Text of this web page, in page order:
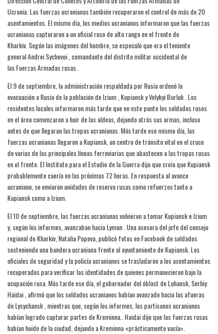
Ucrania. Las fuerzas ucranianas también recuperaron el control de más de 20
asentamientos. El mismo día, los medios ucranianos informaron que las fuerzas
ucranianas capturaron a un oficial ruso de alto rango en el frente de
Kharkiv. Según las imágenes del hombre, se especuló que era el teniente
general Andrei Sychevoi , comandante del distrito militar occidental de
las Fuerzas Armadas rusas .
El 9 de septiembre, la administración respaldada por Rusia ordenó la
evacuación a Rusia de la población de Izium , Kupiansk y Velykyi Burluk . Los
residentes locales informaron más tarde que en este punto los soldados rusos
en el área comenzaron a huir de las aldeas, dejando atrás sus armas, incluso
antes de que llegaran las tropas ucranianas. Más tarde ese mismo día, las
fuerzas ucranianas llegaron a Kupiansk, un centro de tránsito vital en el cruce
de varias de las principales líneas ferroviarias que abastecen a las tropas rusas
en el frente. El Instituto para el Estudio de la Guerra dijo que creía que Kupiansk
probablemente caería en las próximas 72 horas. En respuesta al avance
ucraniano, se enviaron unidades de reserva rusas como refuerzos tanto a
Kupiansk como a Izium.
El 10 de septiembre, las fuerzas ucranianas volvieron a tomar Kupiansk e Izium
y, según los informes, avanzaban hacia Lyman . Una asesora del jefe del consejo
regional de Kharkiv, Natalia Popova, publicó fotos en Facebook de soldados
sosteniendo una bandera ucraniana frente al ayuntamiento de Kupiansk. Los
oficiales de seguridad y la policía ucranianos se trasladaron a los asentamientos
recuperados para verificar las identidades de quienes permanecieron bajo la
ocupación rusa. Más tarde ese día, el gobernador del óblast de Luhansk, Serhiy
Haidai , afirmó que los soldados ucranianos habían avanzado hacia las afueras
de Lysychansk , mientras que, según los informes, los partisanos ucranianos
habían logrado capturar partes de Kreminna.. Haidai dijo que las fuerzas rusas
habían huido de la ciudad, dejando a Kreminna «prácticamente vacía».